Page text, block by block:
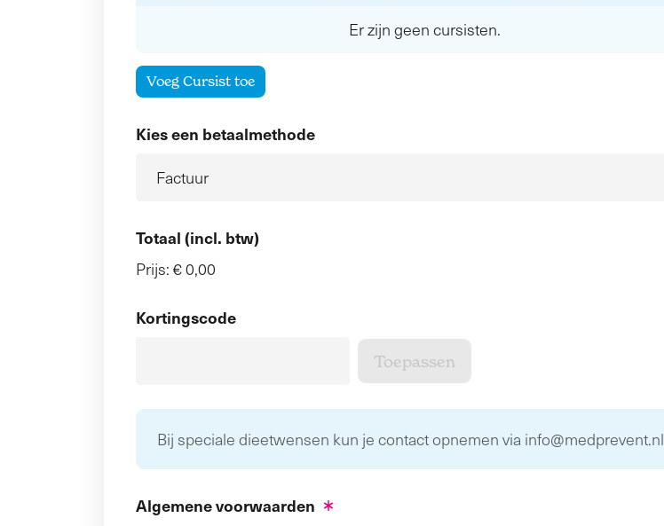
Er zijn geen cursisten.
Voeg Cursist toe
Kies een betaalmethode
Totaal (incl. btw)
Prijs: € 0,00
Kortingscode
Bij speciale dieetwensen kun je contact opnemen via info@medprevent.nl
Algemene voorwaarden